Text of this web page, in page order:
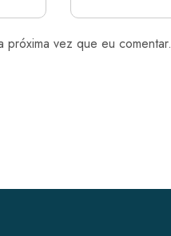
próxima vez que eu comentar.